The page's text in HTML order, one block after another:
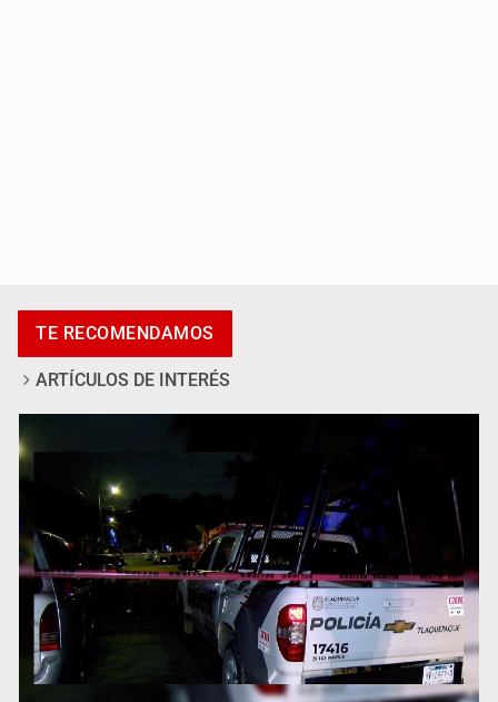
SCJN ordena al Congreso de Jalisco eliminar la
adopción simple
TE RECOMENDAMOS
ARTÍCULOS DE INTERÉS